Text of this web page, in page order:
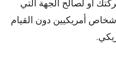
أو لصالح الجهة التي
أمريكيين دون القيام